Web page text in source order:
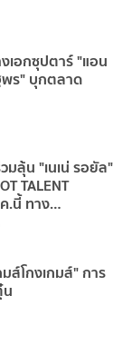
เอกซุปตาร์ "แอน
ร" บุกตลาด
มลุ้น "เนเน่ รอยัล"
TALENT
.นี้ ทาง
ส์โกงเกมส์" การ